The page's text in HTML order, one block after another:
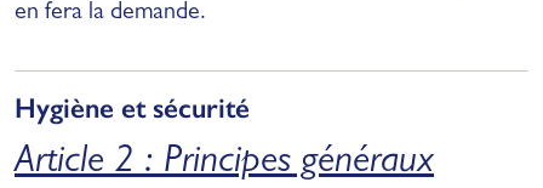
en fera la demande.
Hygiène et sécurité
Article 2 : Principes généraux